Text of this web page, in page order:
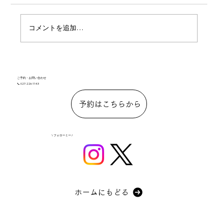
7月のスケジュール
コメントを追加…
ご予約・お問い合わせ
📞 027-226-1143
予約はこちらから
\ フォローミー /
ホームにもどる